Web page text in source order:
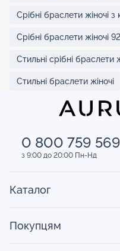
Срібні браслети жіночі
Срібні браслети жіночі
Стильні срібні браслети
Стильні браслети жіночі
0 800 759 569
з 9:00 до 20:00 Пн-Нд
Каталог
Покупцям